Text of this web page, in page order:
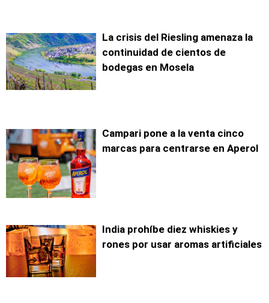
La crisis del Riesling amenaza la
continuidad de cientos de
bodegas en Mosela
Campari pone a la venta cinco
marcas para centrarse en Aperol
India prohíbe diez whiskies y
rones por usar aromas artificiales